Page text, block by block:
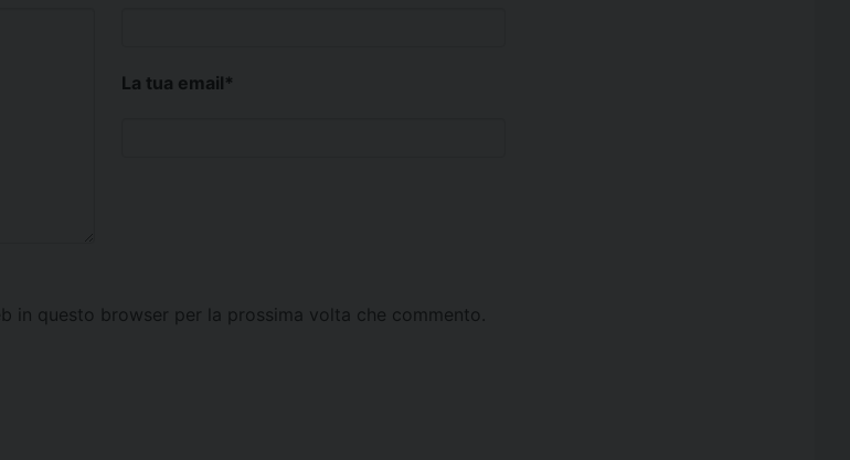
La tua email*
in questo browser per la prossima volta che commento.